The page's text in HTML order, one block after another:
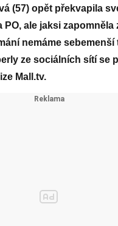
(57) opět překvapila
ale jaksi
nemáme
ze sociálních sítí se
Mall.tv.